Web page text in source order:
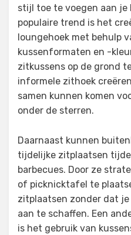
stijl toe te voegen aan je
populaire trend is het
loungehoek met behulp
kussenformaten en -
zitkussens op de grond
informele zithoek
samen kunnen komen
onder de sterren.
Daarnaast kunnen
tijdelijke zitplaatsen
barbecues. Door ze
of picknicktafel te
zitplaatsen zonder dat
aan te schaffen. Een
is het gebruik van